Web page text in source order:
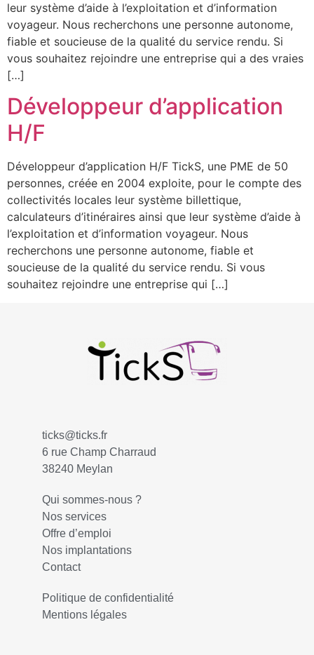
leur système d’aide à l’exploitation et d’information
voyageur. Nous recherchons une personne autonome,
fiable et soucieuse de la qualité du service rendu. Si
vous souhaitez rejoindre une entreprise qui a des vraies
[…]
Développeur d’application
H/F
Développeur d’application H/F TickS, une PME de 50
personnes, créée en 2004 exploite, pour le compte des
collectivités locales leur système billettique,
calculateurs d’itinéraires ainsi que leur système d’aide à
l’exploitation et d’information voyageur. Nous
recherchons une personne autonome, fiable et
soucieuse de la qualité du service rendu. Si vous
souhaitez rejoindre une entreprise qui […]
ticks@ticks.fr
6 rue Champ Charraud
38240 Meylan
Qui sommes-nous ?
Nos services
Offre d’emploi
Nos implantations
Contact
Politique de confidentialité
Mentions légales